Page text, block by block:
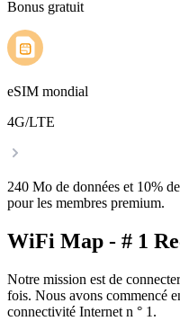
Bonus gratuit
eSIM mondial
4G/LTE
240 Mo de données et 10%
pour les membres premium.
WiFi Map - # 1
Notre mission est de
fois. Nous avons commencé
connectivité Internet n ° 1.